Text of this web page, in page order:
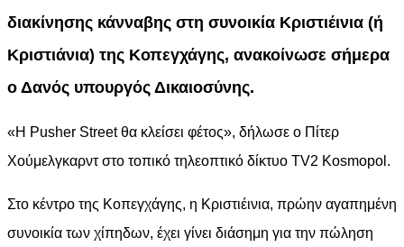
διακίνησης κάνναβης στη συνοικία Κριστιέινια (ή
Κριστιάνια) της Κοπεγχάγης, ανακοίνωσε σήμερα
ο Δανός υπουργός Δικαιοσύνης.
«Η Pusher Street θα κλείσει φέτος», δήλωσε ο Πίτερ
Χούμελγκαρντ στο τοπικό τηλεοπτικό δίκτυο TV2 Kosmopol.
Στο κέντρο της Κοπεγχάγης, η Κριστιέινια, πρώην αγαπημένη
συνοικία των χίπηδων, έχει γίνει διάσημη για την πώληση